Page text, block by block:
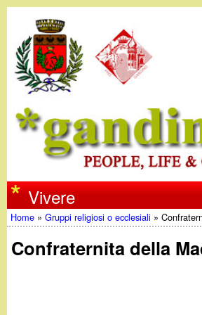
w
w
w
Vivere
Tu
sei
Home »Gruppi religiosi o ecclesiali »
Confraternita della